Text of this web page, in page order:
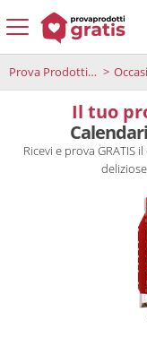
Prova Prodotti Gratis
Il tuo
Ricevi e prova